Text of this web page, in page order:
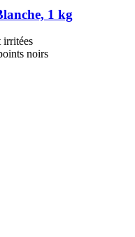
1 kg
irritées
noirs